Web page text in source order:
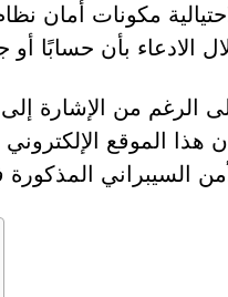
مكونات أمان
الادعاء بأن حسابًا أو
الرغم من الإشارة
هذا الموقع
السيبراني